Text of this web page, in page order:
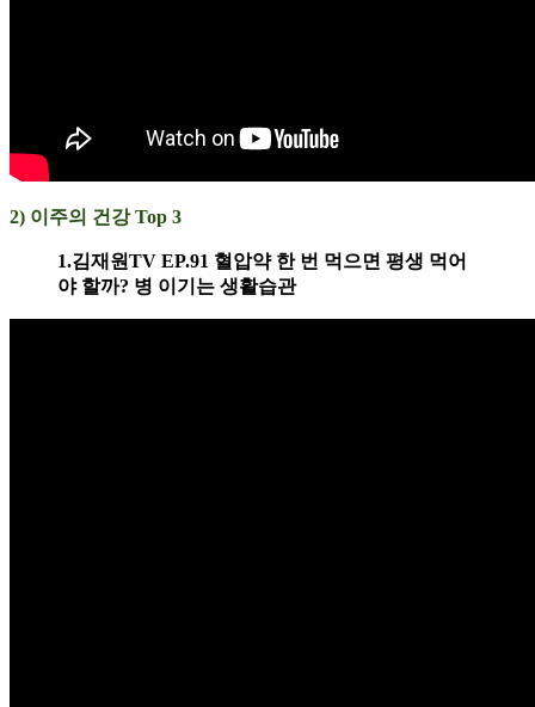
2) 이주의 건강 Top 3
1.김재원TV EP.91 혈압약 한 번 먹으면 평생 먹어
야 할까? 병 이기는 생활습관